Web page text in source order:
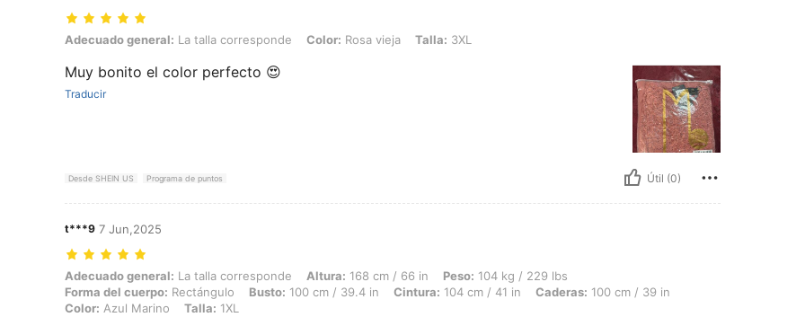
Adecuado general: La talla corresponde, Color: Rosa vieja, Talla: 3XL
Adecuado general: La talla corresponde Color: Rosa vieja Talla: 3XL
Muy bonito el color perfecto 😍
Traducir
Desde SHEIN US Programa de puntos Útil (0)
t***9 7 Jun,2025
Adecuado general: La talla corresponde, Altura: 168 cm / 66 in, Peso: 104 kg / 229 lbs, Forma del cuerpo: Rectángulo, Busto: 100 cm / 39.4 in,
Adecuado general: La talla corresponde Altura: 168 cm / 66 in Peso: 104 kg / 229 lbs
Forma del cuerpo: Rectángulo Busto: 100 cm / 39.4 in Cintura: 104 cm / 41 in Caderas: 100 cm / 39 in
Color: Azul Marino Talla: 1XL